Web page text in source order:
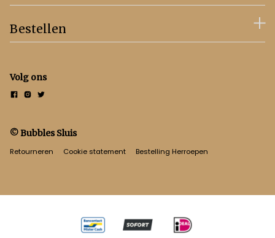
Bestellen
Volg ons
© Bubbles Sluis
Retourneren Cookie statement Bestelling Herroepen